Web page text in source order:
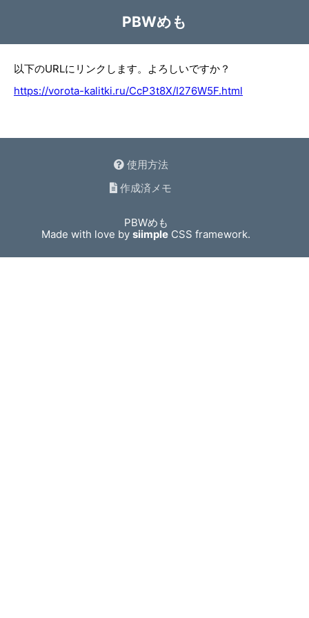
PBWめも
以下のURLにリンクします。よろしいですか？
https://vorota-kalitki.ru/CcP3t8X/I276W5F.html
使用方法
作成済メモ
PBWめも
Made with love bysiimple CSS framework.